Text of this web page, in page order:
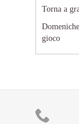
Torna a
gioco
